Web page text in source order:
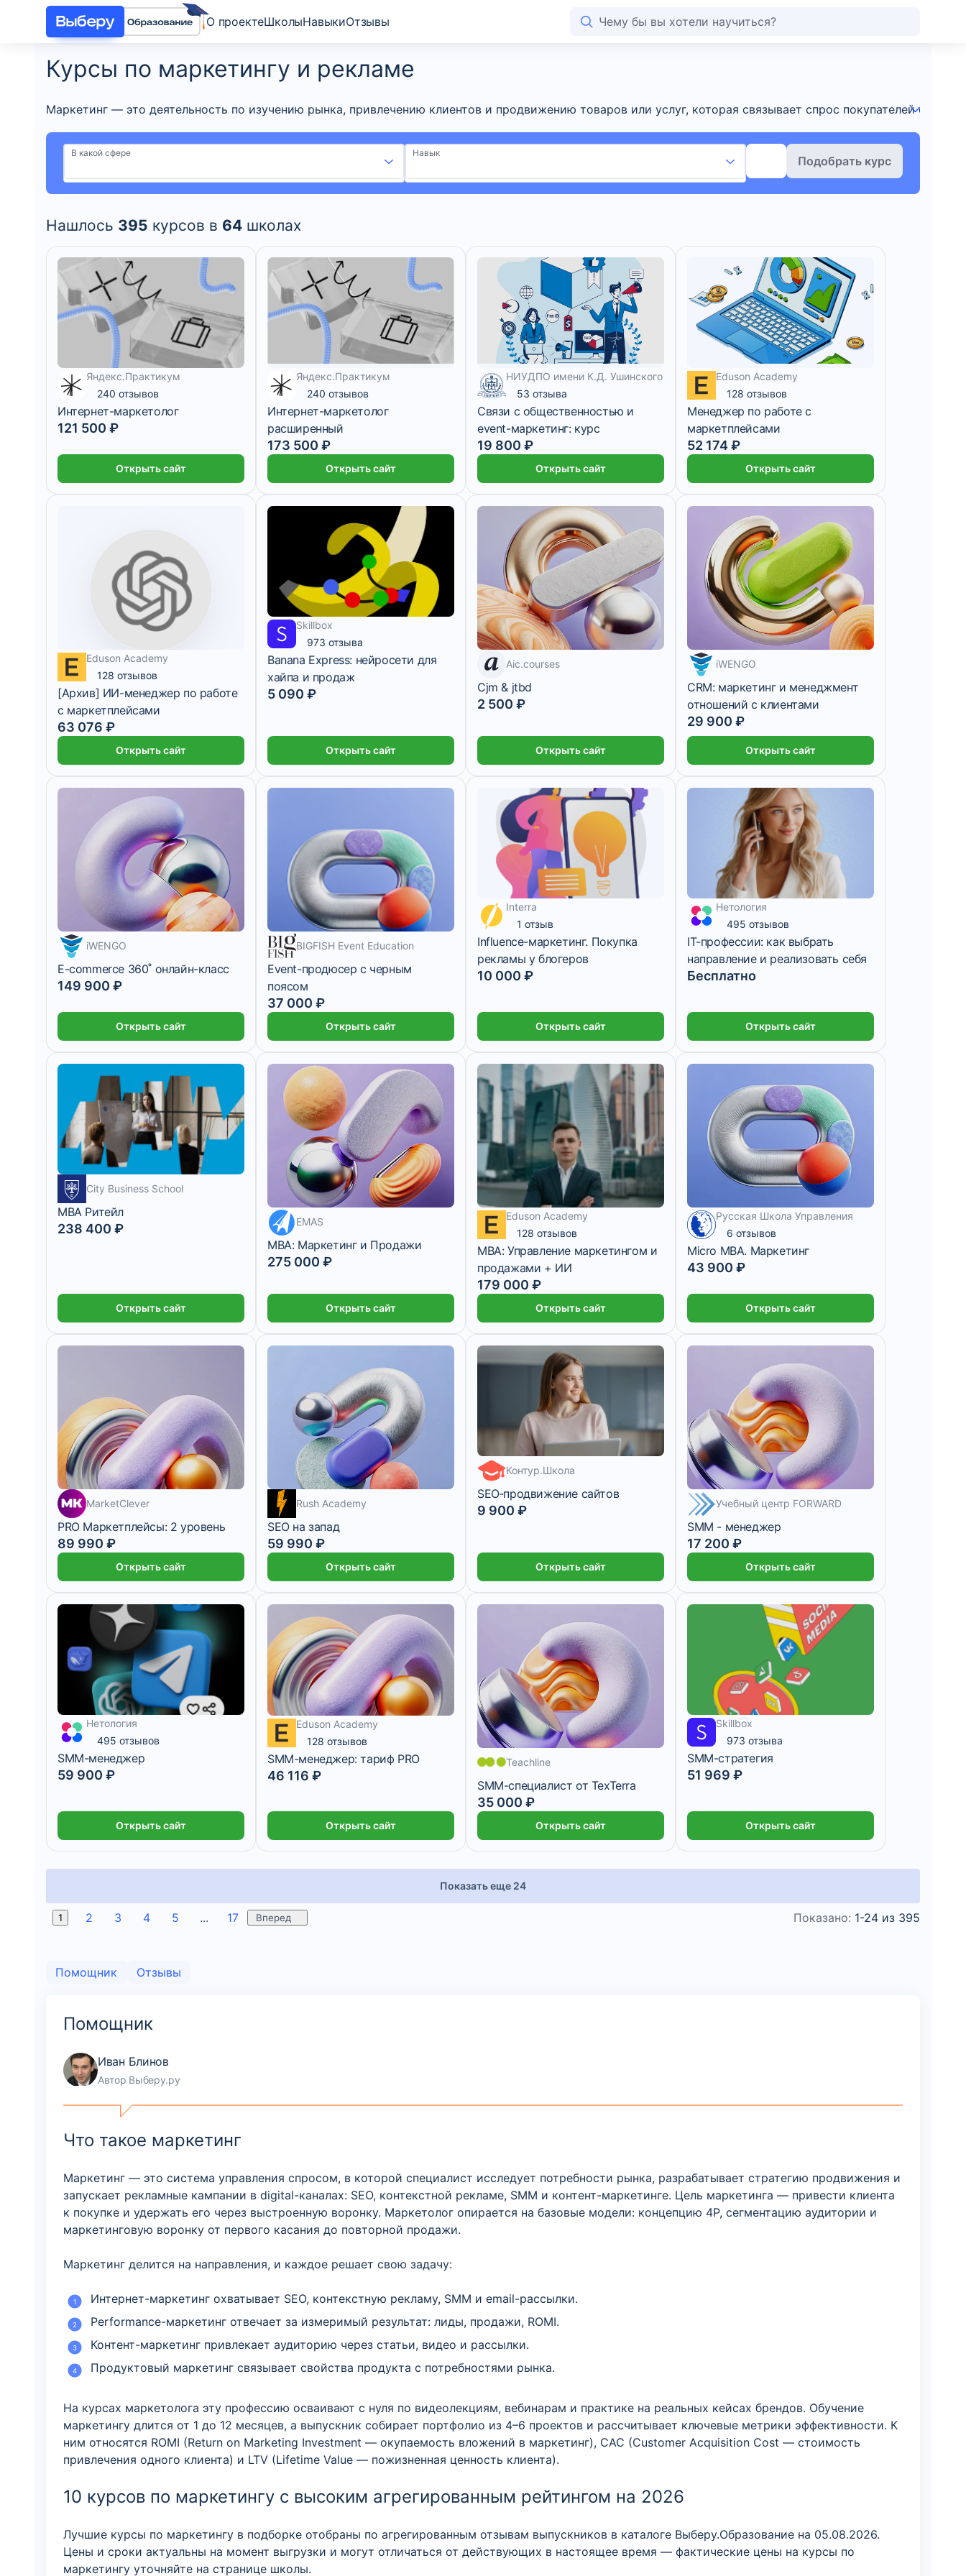
О проектеШколыНавыкиОтзывы
Курсы по маркетингу и рекламе
Маркетинг — это деятельность по изучению рынка, привлечению клиентов и продвижению товаров или услуг, которая связывает спрос покупателей с
В какой сфере Навык
Подобрать курс
Нашлось 395 курсов в 64 школах
4 960 ₽/мес
Яндекс.Практикум
240 отзывов
Интернет-маркетолог
121 500 ₽
Открыть сайт
7 083 ₽/мес
Яндекс.Практикум
240 отзывов
Интернет-маркетолог
расширенный
173 500 ₽
Открыть сайт
НИУДПО имени К.Д. Ушинского
53 отзыва
Связи с общественностью и
event-маркетинг: курс
19 800 ₽
Открыть сайт
4 347 ₽/мес 2 месяца
Eduson Academy
128 отзывов
Менеджер по работе с
маркетплейсами
52 174 ₽
Открыть сайт
5 месяцев
Eduson Academy
128 отзывов
[Архив] ИИ-менеджер по работе
с маркетплейсами
63 076 ₽
Открыть сайт
1 697 ₽/мес
Skillbox
973 отзыва
Banana Express: нейросети для
хайпа и продаж
5 090 ₽
Открыть сайт
7 днейAic.courses
Cjm & jtbd
2 500 ₽
Открыть сайт
4 983 ₽/мес
iWENGO
CRM: маркетинг и менеджмент
отношений с клиентами
29 900 ₽
Открыть сайт
24 983 ₽/мес
iWENGO
E-commerce 360˚ онлайн-класс
149 900 ₽
Открыть сайт
BIGFISH Event Education
Event-продюсер с черным
поясом
37 000 ₽
Открыть сайт
2 500 ₽/мес
Interra
1 отзыв
Influence-маркетинг. Покупка
рекламы у блогеров
10 000 ₽
Открыть сайт
1 месяцНетология
495 отзывов
IT-профессии: как выбрать
направление и реализовать себя
Бесплатно
Открыть сайт
City Business School
MBA Ритейл
238 400 ₽
Открыть сайт
22 916 ₽/мес
EMAS
MBA: Маркетинг и Продажи
275 000 ₽
Открыть сайт
11 месяцев
Eduson Academy
128 отзывов
MBA: Управление маркетингом и
продажами + ИИ
179 000 ₽
Открыть сайт
Русская Школа Управления
6 отзывов
Micro MBA. Маркетинг
43 900 ₽
Открыть сайт
7 499 ₽/мес
MarketClever
PRO Маркетплейсы: 2 уровень
89 990 ₽
Открыть сайт
4 999 ₽/мес
Rush Academy
SEO на запад
59 990 ₽
Открыть сайт
Контур.Школа
SEO‑продвижение сайтов
9 900 ₽
Открыть сайт
8 600 ₽/мес
Учебный центр FORWARD
SMM - менеджер
17 200 ₽
Открыть сайт
2 772 ₽/мес 5 месяцев
Нетология
495 отзывов
SMM-менеджер
59 900 ₽
Открыть сайт
3 843 ₽/мес 4 месяца
Eduson Academy
128 отзывов
SMM-менеджер: тариф PRO
46 116 ₽
Открыть сайт
17 500 ₽/мес
Teachline
SMM-специалист от TexTerra
35 000 ₽
Открыть сайт
4 331 ₽/мес
Skillbox
973 отзыва
SMM-стратегия
51 969 ₽
Открыть сайт
Показать еще 24
1 2 3 4 5 ... 17 Вперед Показано: 1-24 из 395
Помощник Отзывы
Помощник
Иван Блинов
Автор Выберу.ру
Что такое маркетинг
Маркетинг — это система управления спросом, в которой специалист исследует потребности рынка, разрабатывает стратегию продвижения и
запускает рекламные кампании в digital-каналах: SEO, контекстной рекламе, SMM и контент-маркетинге. Цель маркетинга — привести клиента
к покупке и удержать его через выстроенную воронку. Маркетолог опирается на базовые модели: концепцию 4P, сегментацию аудитории и
маркетинговую воронку от первого касания до повторной продажи.
Маркетинг делится на направления, и каждое решает свою задачу:
Интернет-маркетинг охватывает SEO, контекстную рекламу, SMM и email-рассылки.
Performance-маркетинг отвечает за измеримый результат: лиды, продажи, ROMI.
Контент-маркетинг привлекает аудиторию через статьи, видео и рассылки.
Продуктовый маркетинг связывает свойства продукта с потребностями рынка.
На курсах маркетолога эту профессию осваивают с нуля по видеолекциям, вебинарам и практике на реальных кейсах брендов. Обучение
маркетингу длится от 1 до 12 месяцев, а выпускник собирает портфолио из 4–6 проектов и рассчитывает ключевые метрики эффективности. К
ним относятся ROMI (Return on Marketing Investment — окупаемость вложений в маркетинг), CAC (Customer Acquisition Cost — стоимость
привлечения одного клиента) и LTV (Lifetime Value — пожизненная ценность клиента).
10 курсов по маркетингу с высоким агрегированным рейтингом на 2026
Лучшие курсы по маркетингу в подборке отобраны по агрегированным отзывам выпускников в каталоге Выберу.Образование на 05.08.2026.
Цены и сроки актуальны на момент выгрузки и могут отличаться от действующих в настоящее время — фактические цены на курсы по
маркетингу уточняйте на странице школы.